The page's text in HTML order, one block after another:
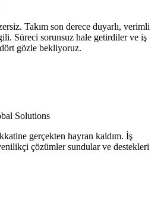
Takım son derece duyarlı, verimli
Süreci sorunsuz hale getirdiler ve iş
gözle bekliyoruz.
Solutions
gerçekten hayran kaldım. İş
çözümler sundular ve destekleri